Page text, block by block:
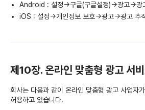
Android : 설정->구글(구글설정)->광고->광
iOS : 설정->개인정보 보호->광고->광고 추
제10장. 온라인 맞춤형 광고 서
회사는 다음과 같이 온라인 맞춤형 광고 사업자
허용하고 있습니다.